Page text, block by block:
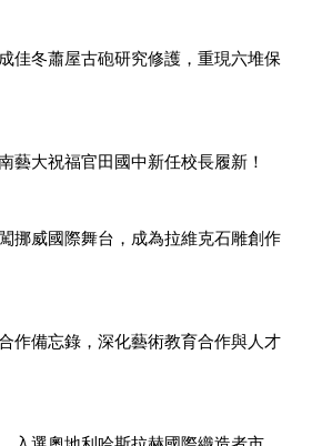
佳冬蕭屋古砲研究修護，重現六堆保
藝大祝福官田國中新任校長履新！
挪威國際舞台，成為拉維克石雕創作
作備忘錄，深化藝術教育合作與人才